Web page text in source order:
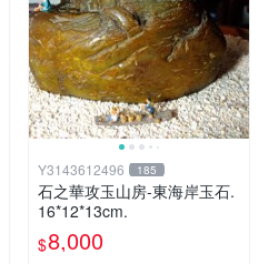
Y3143612496 185
石之華攻玉山房-東海岸玉石.
16*12*13cm.
$8,000